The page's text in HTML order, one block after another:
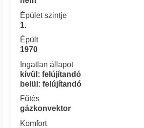
Épület szintje
1.
Épült
1970
Ingatlan állapot
kívül: felújítandó
belül: felújítandó
Fűtés
gázkonvektor
Komfort